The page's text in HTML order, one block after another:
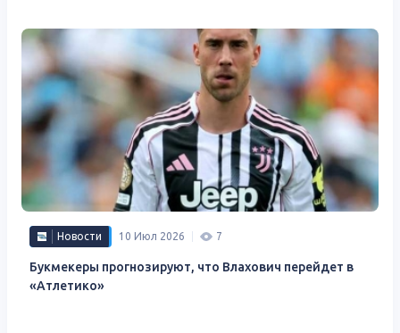
Новости 10 Июл 2026 7
Букмекеры прогнозируют, что Влахович перейдет в
«Атлетико»